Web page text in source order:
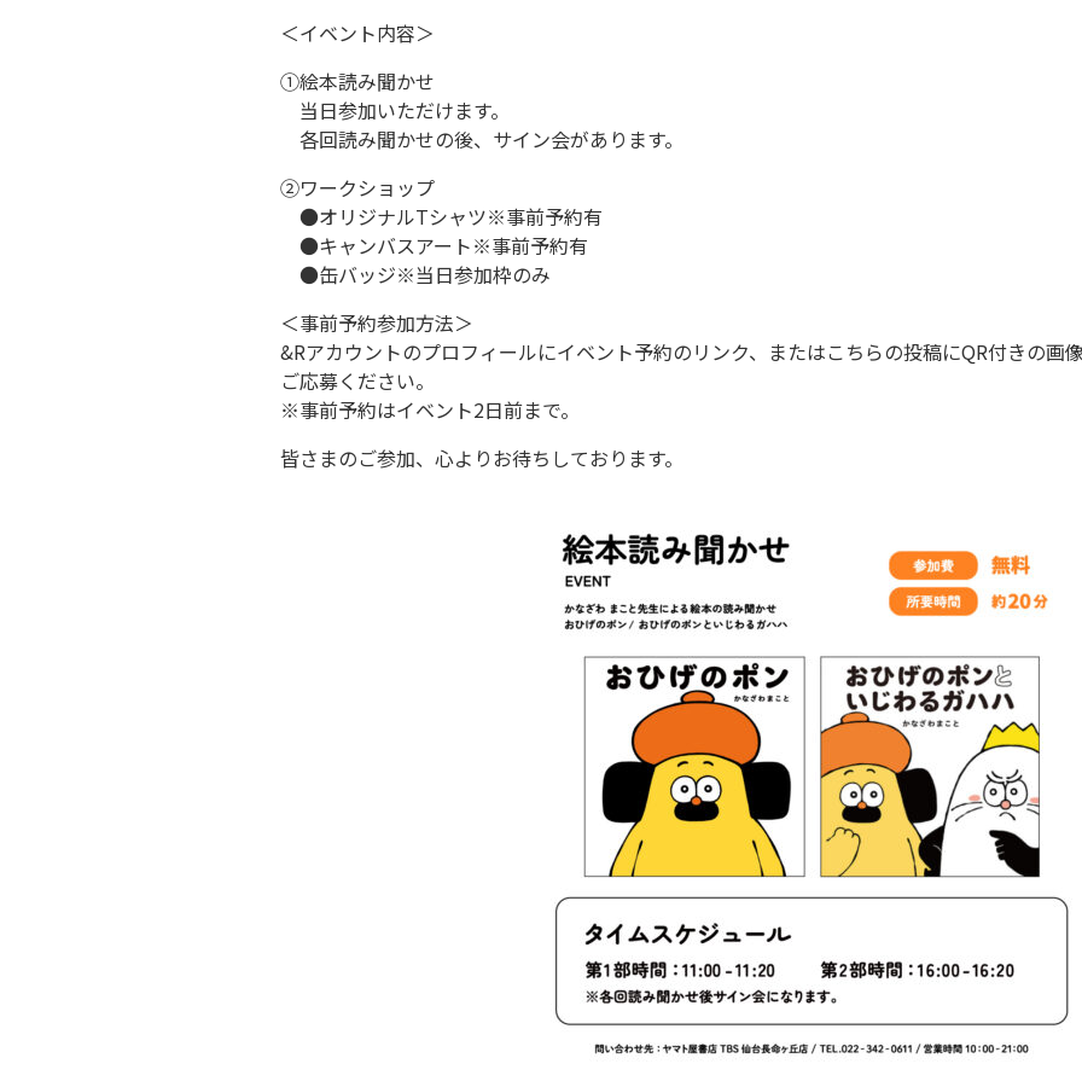
＜イベント内容＞
①絵本読み聞かせ
当日参加いただけます。
各回読み聞かせの後、サイン会があります。
②ワークショップ
●オリジナルTシャツ※事前予約有
●キャンバスアート※事前予約有
●缶バッジ※当日参加枠のみ
＜事前予約参加方法＞
&Rアカウントのプロフィールにイベント予約のリンク、またはこちらの投稿にQR付きの画
ご応募ください。
※事前予約はイベント2日前まで。
皆さまのご参加、心よりお待ちしております。